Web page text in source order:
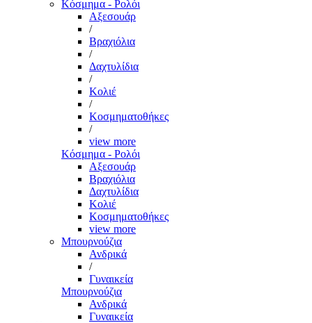
Κόσμημα - Ρολόι
Αξεσουάρ
/
Βραχιόλια
/
Δαχτυλίδια
/
Κολιέ
/
Κοσμηματοθήκες
/
view more
Κόσμημα - Ρολόι
Αξεσουάρ
Βραχιόλια
Δαχτυλίδια
Κολιέ
Κοσμηματοθήκες
view more
Μπουρνούζια
Ανδρικά
/
Γυναικεία
Μπουρνούζια
Ανδρικά
Γυναικεία